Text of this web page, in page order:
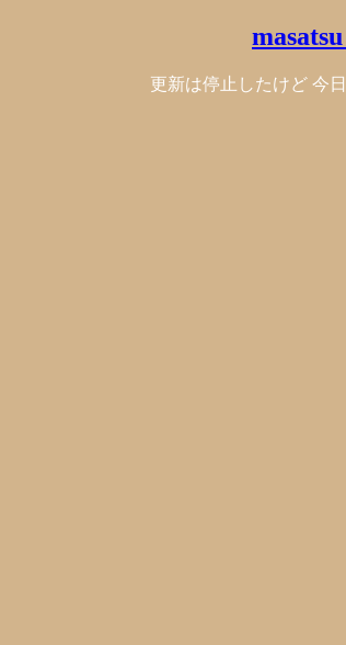
更新は停止したけど 今